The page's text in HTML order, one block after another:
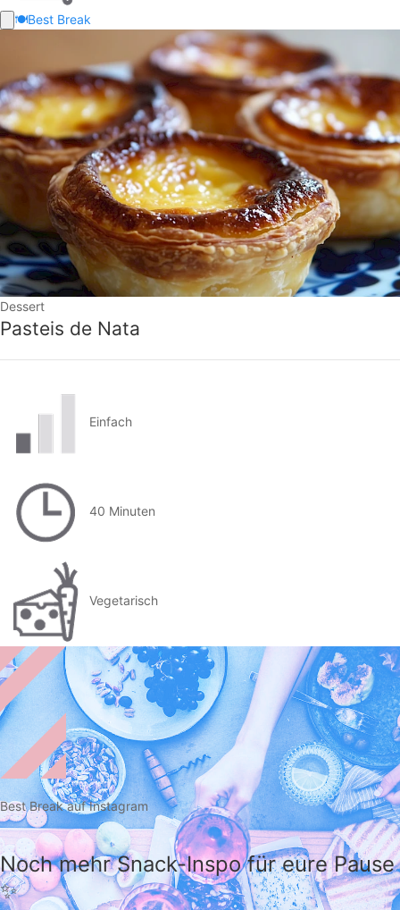
🍽️Best Break
Dessert
Pasteis de Nata
Einfach
40 Minuten
Vegetarisch
Best Break auf Instagram
Noch mehr Snack-Inspo für eure Pause
✨